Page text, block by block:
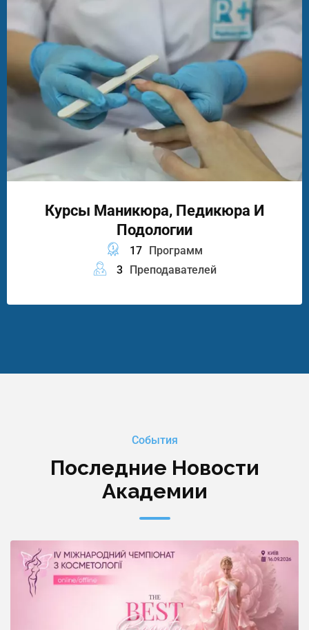
Курсы Маникюра, Педикюра И
Подологии
17 Программ
3
Преподавателей
События
Последние Новости
Академии